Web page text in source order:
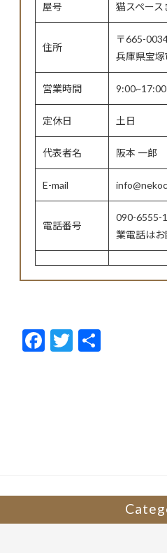
屋号 猫スペース
住所
〒665-
兵庫県宝
営業時間 9:00~17:00
定休日 土日
代表者名 阪本 一郎
E-mail
電話番号
090-6555-
業電話は
F
ac
T
w